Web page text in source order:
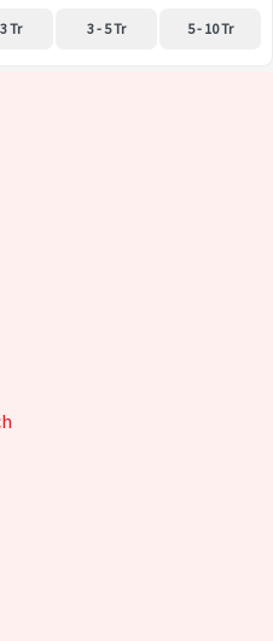
Tr 3 - 5 Tr 5 - 10 Tr